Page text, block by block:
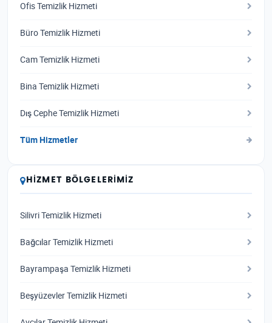
Ofis Temizlik Hizmeti
Büro Temizlik Hizmeti
Cam Temizlik Hizmeti
Bina Temizlik Hizmeti
Dış Cephe Temizlik Hizmeti
Tüm Hizmetler
HIZMET BÖLGELERIMIZ
Silivri Temizlik Hizmeti
Bağcılar Temizlik Hizmeti
Bayrampaşa Temizlik Hizmeti
Beşyüzevler Temizlik Hizmeti